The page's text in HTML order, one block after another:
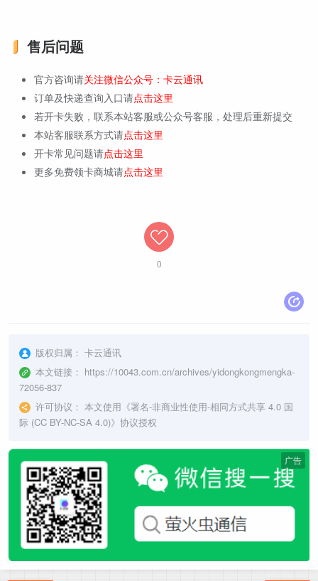
售后问题
官方咨询请关注微信公众号：卡云通讯
订单及快递查询入口请点击这里
若开卡失败，联系本站客服或公众号客服，处理后重新提交
本站客服联系方式请点击这里
开卡常见问题请点击这里
更多免费领卡商城请点击这里
0
版权归属： 卡云通讯
本文链接： https://10043.com.cn/archives/yidongkongmengka-
72056-837
许可协议： 本文使用《署名-非商业性使用-相同方式共享 4.0 国
际 (CC BY-NC-SA 4.0)》协议授权
广告